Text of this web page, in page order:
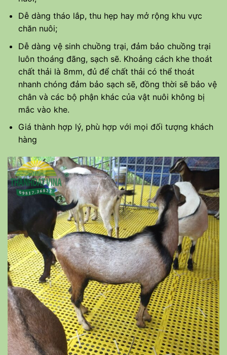
Dễ dàng tháo lắp, thu hẹp hay mở rộng khu vực
chăn nuôi;
Dễ dàng vệ sinh chuồng trại, đảm bảo chuồng trại
luôn thoáng đãng, sạch sẽ. Khoảng cách khe thoát
chất thải là 8mm, đủ để chất thải có thể thoát
nhanh chóng đảm bảo sạch sẽ, đồng thời sẽ bảo vệ
chân và các bộ phận khác của vật nuôi không bị
mắc vào khe.
Giá thành hợp lý, phù hợp với mọi đối tượng khách
hàng